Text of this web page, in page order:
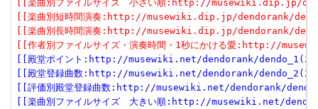
[[楽曲別ファイルサイズ　小さい順:http://musewiki.dip.jp/
[[楽曲別短時間演奏:http://musewiki.dip.jp/dendorank/
[[楽曲別長時間演奏:http://musewiki.dip.jp/dendorank/
[[作者別ファイルサイズ・演奏時間・1秒にかける愛:http://
[[殿堂ポイント:http://musewiki.net/dendorank/
[[殿堂登録曲数:http://musewiki.net/dendorank/
[[評価別殿堂登録曲数:http://musewiki.net/dendorank/
[[楽曲別ファイルサイズ　大きい順:http://musewiki.net/